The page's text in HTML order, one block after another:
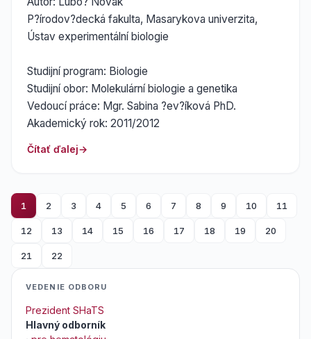
P?írodov?decká fakulta, Masarykova univerzita,
Ústav experimentální biologie
Studijní program: Biologie
Studijní obor: Molekulární biologie a genetika
Vedoucí práce: Mgr. Sabina ?ev?íková PhD.
Akademický rok: 2011/2012
Čítať ďalej
1 2 3 4 5 6 7 8 9 10 11
12 13 14 15 16 17 18 19 20
21 22
VEDENIE ODBORU
Prezident SHaTS
Hlavný odborník